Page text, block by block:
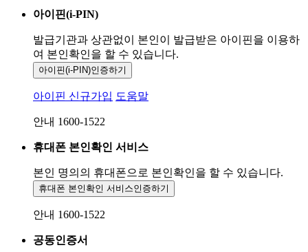
아이핀(i-PIN)
발급기관과 상관없이 본인이 발급받은 아이핀을 이용하
여 본인확인을 할 수 있습니다.
아이핀(i-PIN)인증하기
아이핀 신규가입 도움말
안내 1600-1522
휴대폰 본인확인 서비스
본인 명의의 휴대폰으로 본인확인을 할 수 있습니다.
휴대폰 본인확인 서비스인증하기
안내 1600-1522
공동인증서